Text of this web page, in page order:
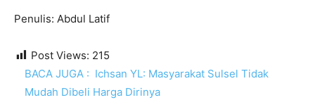
Penulis: Abdul Latif
Post Views: 215
BACA JUGA : Ichsan YL: Masyarakat Sulsel Tidak
Mudah Dibeli Harga Dirinya